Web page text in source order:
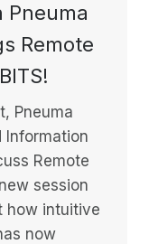
Pneuma
Remote
Pneuma
Information
Remote
session
how intuitive
now